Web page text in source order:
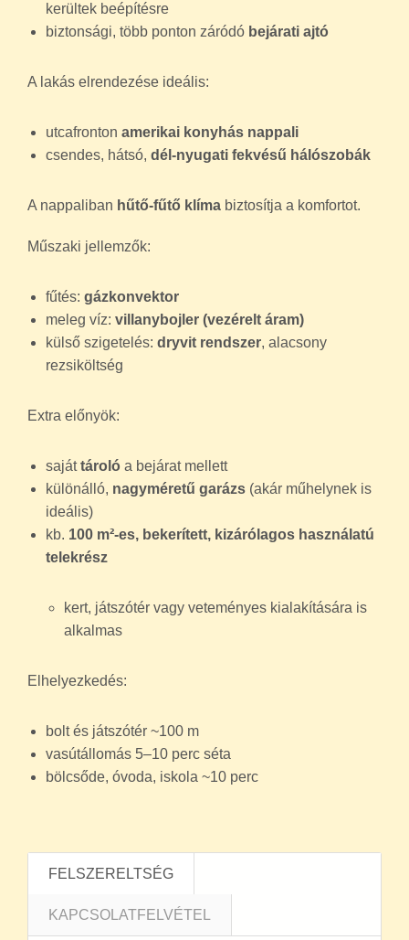
kerültek beépítésre
biztonsági, több ponton záródó bejárati ajtó
A lakás elrendezése ideális:
utcafronton amerikai konyhás nappali
csendes, hátsó, dél-nyugati fekvésű hálószobák
A nappaliban hűtő-fűtő klíma biztosítja a komfortot.
Műszaki jellemzők:
fűtés: gázkonvektor
meleg víz: villanybojler (vezérelt áram)
külső szigetelés: dryvit rendszer, alacsony
rezsiköltség
Extra előnyök:
sajáttároló a bejárat mellett
különálló, nagyméretű garázs (akár műhelynek is
ideális)
kb. 100 m²-es, bekerített, kizárólagos használatú
telekrész
kert, játszótér vagy veteményes kialakítására is
alkalmas
Elhelyezkedés:
bolt és játszótér ~100 m
vasútállomás 5–10 perc séta
bölcsőde, óvoda, iskola ~10 perc
FELSZERELTSÉG
KAPCSOLATFELVÉTEL